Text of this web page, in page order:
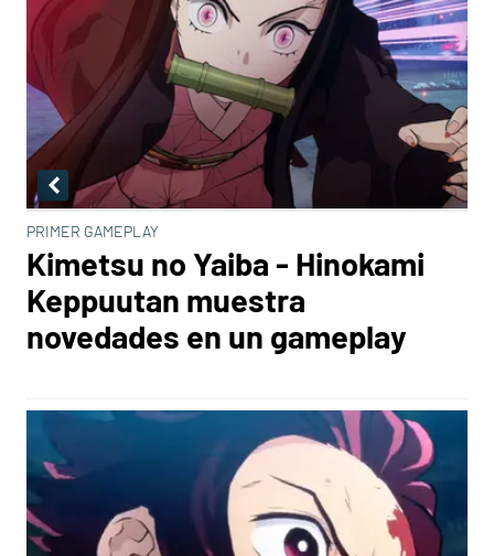
PRIMER GAMEPLAY
Kimetsu no Yaiba - Hinokami
Keppuutan muestra
novedades en un gameplay